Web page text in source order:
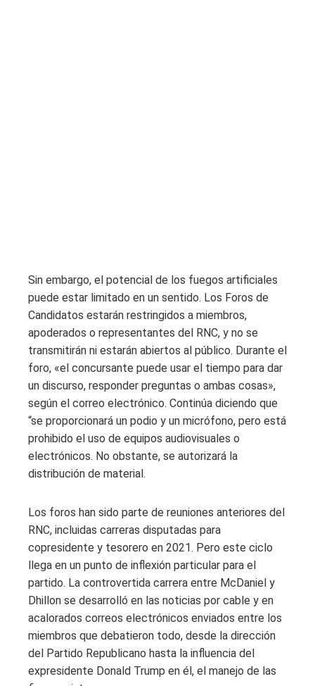
Sin embargo, el potencial de los fuegos artificiales
puede estar limitado en un sentido. Los Foros de
Candidatos estarán restringidos a miembros,
apoderados o representantes del RNC, y no se
transmitirán ni estarán abiertos al público. Durante el
foro, «el concursante puede usar el tiempo para dar
un discurso, responder preguntas o ambas cosas»,
según el correo electrónico. Continúa diciendo que
“se proporcionará un podio y un micrófono, pero está
prohibido el uso de equipos audiovisuales o
electrónicos. No obstante, se autorizará la
distribución de material.
Los foros han sido parte de reuniones anteriores del
RNC, incluidas carreras disputadas para
copresidente y tesorero en 2021. Pero este ciclo
llega en un punto de inflexión particular para el
partido. La controvertida carrera entre McDaniel y
Dhillon se desarrolló en las noticias por cable y en
acalorados correos electrónicos enviados entre los
miembros que debatieron todo, desde la dirección
del Partido Republicano hasta la influencia del
expresidente Donald Trump en él, el manejo de las